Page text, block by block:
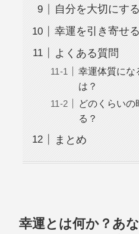
自分を大切にする
幸運を引き寄せ
よくある質問
幸運体質にな
は？
どのくらいの
る？
まとめ
幸運とは何か？あ